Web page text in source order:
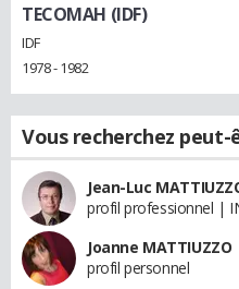
TECOMAH (IDF)
IDF
1978 - 1982
Vous recherchez
Jean-Luc
profil professionnel |
Joanne MATTIUZZO
profil personnel